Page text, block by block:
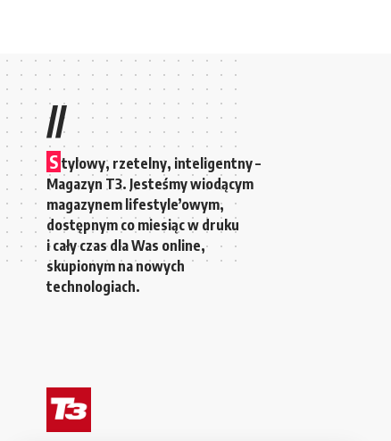
//
S tylowy, rzetelny, inteligentny –
Magazyn T3. Jesteśmy wiodącym
magazynem lifestyle’owym,
dostępnym co miesiąc w druku
i cały czas dla Was online,
skupionym na nowych
technologiach.